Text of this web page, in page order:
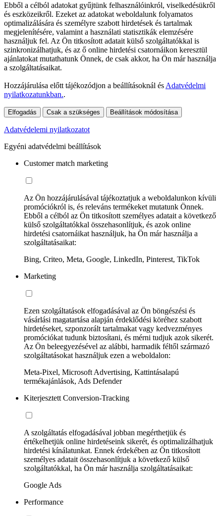
Ebből a célból adatokat gyűjtünk felhasználóinkról, viselkedésükről
és eszközeikről. Ezeket az adatokat weboldalunk folyamatos
optimalizálására és személyre szabott hirdetések és tartalmak
megjelenítésére, valamint a használati statisztikák elemzésére
használjuk fel. Az Ön titkosított adatait külső szolgáltatókkal is
szinkronizálhatjuk, és az ő online hirdetési csatornáikon keresztül
ajánlatokat mutathatunk Önnek, de csak akkor, ha Ön már használja
a szolgáltatásaikat.
Hozzájárulása előtt tájékozódjon a beállításoknál és Adatvédelmi
nyilatkozatunkban..
Elfogadás Csak a szükséges Beállítások módosítása
Adatvédelemi nyilatkozatot
Egyéni adatvédelmi beállítások
Customer match marketing
Az Ön hozzájárulásával tájékoztatjuk a weboldalunkon kívüli
promóciókról is, és releváns termékeket mutatunk Önnek.
Ebből a célból az Ön titkosított személyes adatait a következő
külső szolgáltatókkal összehasonlítjuk, és azok online
hirdetési csatornáikat használjuk, ha Ön már használja a
szolgáltatásaikat:
Bing, Criteo, Meta, Google, LinkedIn, Pinterest, TikTok
Marketing
Ezen szolgáltatások elfogadásával az Ön böngészési és
vásárlási magatartása alapján érdeklődési köréhez szabott
hirdetéseket, szponzorált tartalmakat vagy kedvezményes
promóciókat tudunk biztosítani, és mérni tudjuk azok sikerét.
Az Ön beleegyezésével az alábbi, harmadik féltől származó
szolgáltatásokat használjuk ezen a weboldalon:
Meta-Pixel, Microsoft Advertising, Kattintásalapú
termékajánlások, Ads Defender
Kiterjesztett Conversion-Tracking
A szolgáltatás elfogadásával jobban megérthetjük és
értékelhetjük online hirdetéseink sikerét, és optimalizálhatjuk
hirdetési kínálatunkat. Ennek érdekében az Ön titkosított
személyes adatait összehasonlítjuk a következő külső
szolgáltatókkal, ha Ön már használja szolgáltatásaikat:
Google Ads
Performance